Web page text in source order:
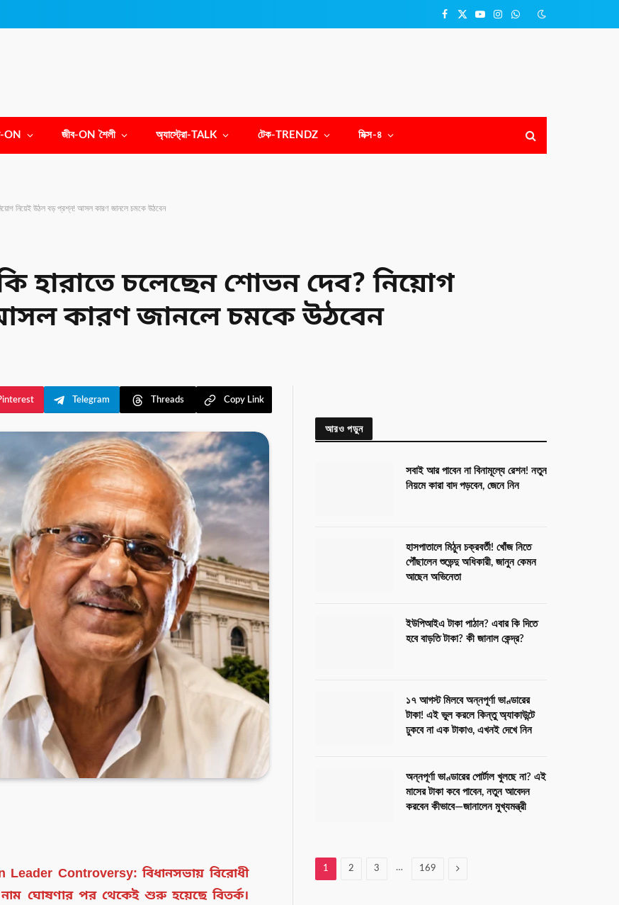
Facebook
X
YouTubeInstagram
WhatsApp
ON জীব-ON শৈলী অ্যাস্ট্রো-TALK টেক-TRENDZ মিক্স-৪
নিয়েই উঠল বড় প্রশ্ন! আসল কারণ জানলে চমকে উঠবেন
হারাতে চলেছেন শোভন দেব? নিয়োগ
কারণ জানলে চমকে উঠবেন
Telegram Threads Copy Link
Controversy: বিধানসভায় বিরোধী
নাম ঘোষণার পর থেকেই শুরু হয়েছে বিতর্ক।
আরও পড়ুন
সবাই আর পাবেন না বিনামূল্যে রেশন! নতুন
নিয়মে কারা বাদ পড়বেন, জেনে নিন
হাসপাতালে মিঠুন চক্রবর্তী! খোঁজ নিতে
পৌঁছালেন শুভেন্দু অধিকারী, জানুন কেমন
আছেন অভিনেতা
ইউপিআইএ টাকা পাঠান? এবার কি দিতে
হবে বাড়তি টাকা? কী জানাল কেন্দ্র?
১৭ আগস্ট মিলবে অন্নপূর্ণা ভাণ্ডারের
টাকা! এই ভুল করলে কিন্তু অ্যাকাউন্টে
ঢুকবে না এক টাকাও, এখনই দেখে নিন
অন্নপূর্ণা ভাণ্ডারের পোর্টাল খুলছে না? এই
মাসের টাকা কবে পাবেন, নতুন আবেদন
করবেন কীভাবে—জানালেন মুখ্যমন্ত্রী
1 2 3 … 169 Next